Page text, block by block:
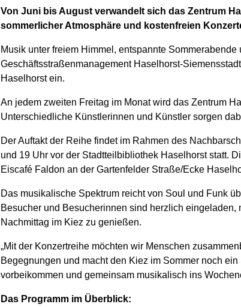
Von Juni bis August verwandelt sich das Zentrum
sommerlicher Atmosphäre und kostenfreien
Musik unter freiem Himmel, entspannte
Geschäftsstraßenmanagement Haselhorst-
Haselhorst ein.
An jedem zweiten Freitag im Monat wird das Zentrum
Unterschiedliche Künstlerinnen und Künstler sorgen
Der Auftakt der Reihe findet im Rahmen des
und 19 Uhr vor der Stadtteilbibliothek Haselhorst statt.
Eiscafé Faldon an der Gartenfelder Straße/Ecke
Das musikalische Spektrum reicht von Soul und Funk
Besucher und Besucherinnen sind herzlich
Nachmittag im Kiez zu genießen.
„Mit der Konzertreihe möchten wir Menschen
Begegnungen und macht den Kiez im Sommer noch
vorbeikommen und gemeinsam musikalisch ins
Das Programm im Überblick: